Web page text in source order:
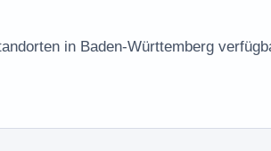
in Baden-Württemberg